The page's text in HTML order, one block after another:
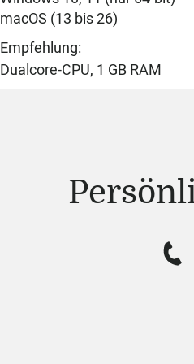
macOS (13 bis 26)
Empfehlung:
Dualcore-CPU, 1 GB RAM